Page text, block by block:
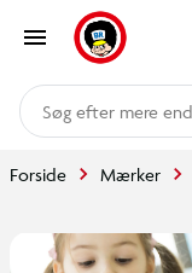
mere
Forside Mærker